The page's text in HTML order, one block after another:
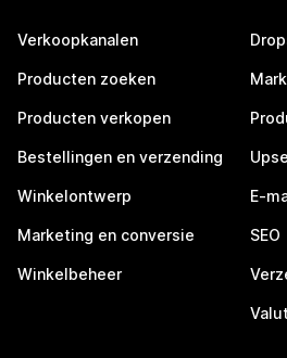
Verkoopkanalen
Producten zoeken
Producten verkopen
Bestellingen en verzending
Winkelontwerp
Marketing en conversie
Winkelbeheer
E-
SEO